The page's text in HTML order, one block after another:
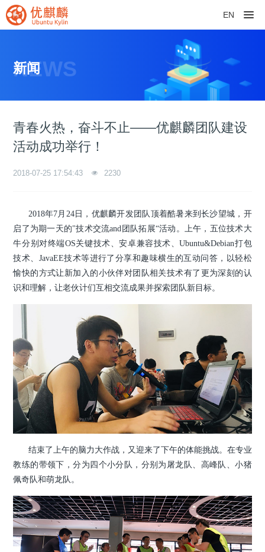
EN
NEWS
新闻
青春火热，奋斗不止——优麒麟团队建设
活动成功举行！
2018-07-25 17:54:43 2230
2018年7月24日，优麒麟开发团队顶着酷暑来到长沙望城，开
启了为期一天的"技术交流and团队拓展“活动。上午，五位技术大
牛分别对终端OS关键技术、安卓兼容技术、Ubuntu&Debian打包
技术、JavaEE技术等进行了分享和趣味横生的互动问答，以轻松
愉快的方式让新加入的小伙伴对团队相关技术有了更为深刻的认
识和理解，让老伙计们互相交流成果并探索团队新目标。
结束了上午的脑力大作战，又迎来了下午的体能挑战。在专业
教练的带领下，分为四个小分队，分别为屠龙队、高峰队、小猪
佩奇队和萌龙队。